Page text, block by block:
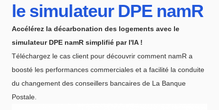
le simulateur DPE namR
Accélérez la décarbonation des logements avec le
simulateur DPE namR simplifié par l'IA !
Téléchargez le cas client pour découvrir comment namR a
boosté les performances commerciales et a facilité la conduite
du changement des conseillers bancaires de La Banque
Postale.